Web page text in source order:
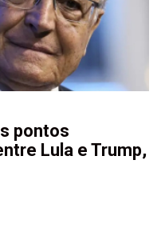
pontos
Lula e Trump,